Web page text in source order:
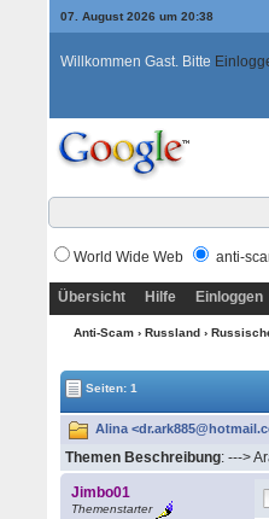
07. August 2026 um 20:38
Willkommen Gast. Bitte
World Wide Web anti-
Übersicht Hilfe Einloggen
Anti-Scam› Russland›
Seiten: 1
Alina
Themen Beschreibung: --->
Jimbo01
Themenstarter